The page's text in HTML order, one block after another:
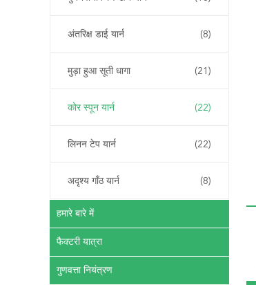
अंतरिक्ष डाई यार्न (8)
मुड़ा हुआ सूती धागा (21)
कोर स्पून यार्न (22)
लिनन टेप यार्न (22)
अदृश्य गाँठ यार्न (8)
हमारे बारे में
फैक्टरी यात्रा
गुणवत्ता नियंत्रण